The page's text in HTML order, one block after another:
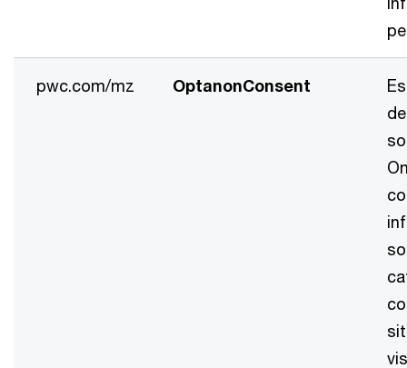
pwc.com/mz OptanonConsent